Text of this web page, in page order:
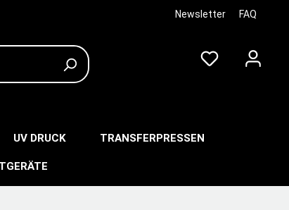
Newsletter FAQ
UV DRUCK TRANSFERPRESSEN